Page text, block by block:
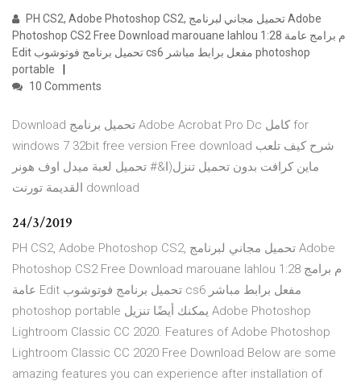
PH CS2, Adobe Photoshop CS2, تحميل مجاني لبرنامج Adobe
Photoshop CS2 Free Download marouane lahlou 1:28 م برامج عامة
Edit تحميل برنامج فوتوشوب cs6 مفعل برابط مباشر photoshop
portable
10 Comments
Download تحميل برنامج Adobe Acrobat Pro Dc كامل for
windows 7 32bit free version Free download شرح كيف تلعب
ماين كرافت بدون تحميل تنزل(ا&# تحميل لعبة ميدل اوف هونر
القديمة تورنت download
24/3/2019
PH CS2, Adobe Photoshop CS2, تحميل مجاني لبرنامج Adobe
Photoshop CS2 Free Download marouane lahlou 1:28 م برامج
عامة Edit تحميل برنامج فوتوشوب cs6 مفعل برابط مباشر
photoshop portable يمكنك أيضًا تنزيل Adobe Photoshop
Lightroom Classic CC 2020. Features of Adobe Photoshop
Lightroom Classic CC 2020 Free Download Below are some
amazing features you can experience after installation of